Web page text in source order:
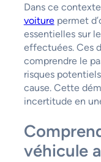
Dans ce
voiturepermet
essentielles sur
effectuées. Ces
comprendre le
risques
cause. Cette
incertitude en
véhicule